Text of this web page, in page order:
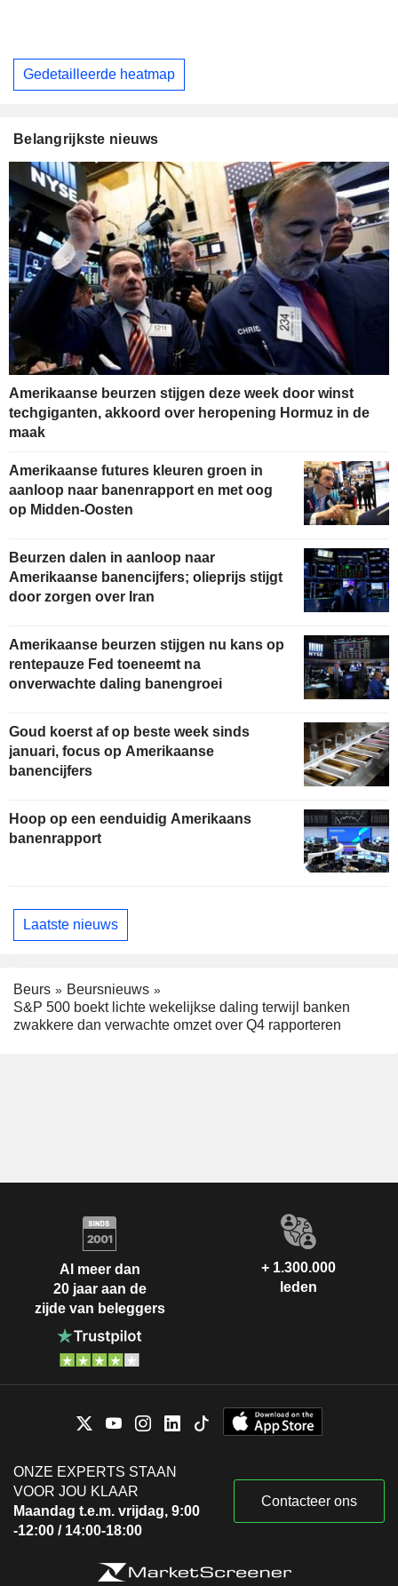
Gedetailleerde heatmap
Belangrijkste nieuws
Amerikaanse beurzen stijgen deze week door winst
techgiganten, akkoord over heropening Hormuz in de
maak
Amerikaanse futures kleuren groen in
aanloop naar banenrapport en met oog
op Midden-Oosten
Beurzen dalen in aanloop naar
Amerikaanse banencijfers; olieprijs stijgt
door zorgen over Iran
Amerikaanse beurzen stijgen nu kans op
rentepauze Fed toeneemt na
onverwachte daling banengroei
Goud koerst af op beste week sinds
januari, focus op Amerikaanse
banencijfers
Hoop op een eenduidig Amerikaans
banenrapport
Laatste nieuws
Beurs
Beursnieuws
S&P 500 boekt lichte wekelijkse daling terwijl banken
zwakkere dan verwachte omzet over Q4 rapporteren
Al meer dan
20 jaar aan de
zijde van beleggers
+ 1.300.000
leden
ONZE EXPERTS STAAN
VOOR JOU KLAAR
Maandag t.e.m. vrijdag, 9:00
-12:00 / 14:00-18:00
Contacteer ons